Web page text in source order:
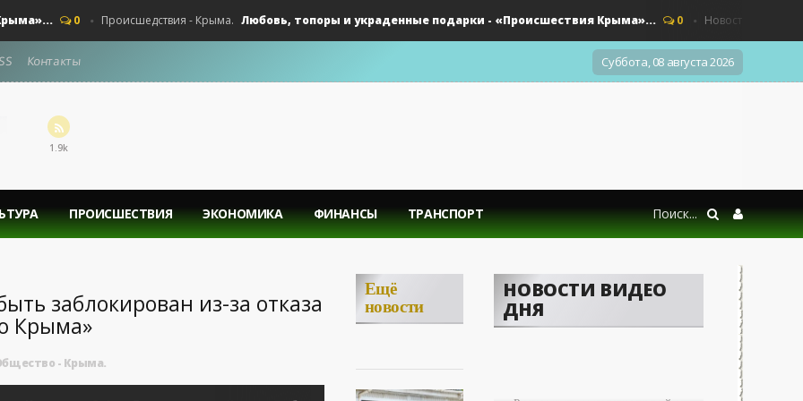
0 Происшедствия - Крыма. Любовь, топоры и украденные подарки - «Происшествия Крыма»... 0 Новости АРК
Суббота, 08 августа 2026
Контакты
1.9k
ПРОИСШЕСТВИЯ ЭКОНОМИКА ФИНАНСЫ ТРАНСПОРТ
заблокирован из-за отказа
Крыма»
- Крыма.
Ещё
новости
НОВОСТИ ВИДЕО
ДНЯ